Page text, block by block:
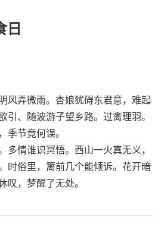
日
风弄微雨。杏娘犹碍东君意，难起
引、随波游子望乡路。过禽理羽。
季节竟何误。
多情谁识冥悟。西山一火真无义，
时俗里，篱前几个能倾诉。花开暗
叹，梦醒了无处。